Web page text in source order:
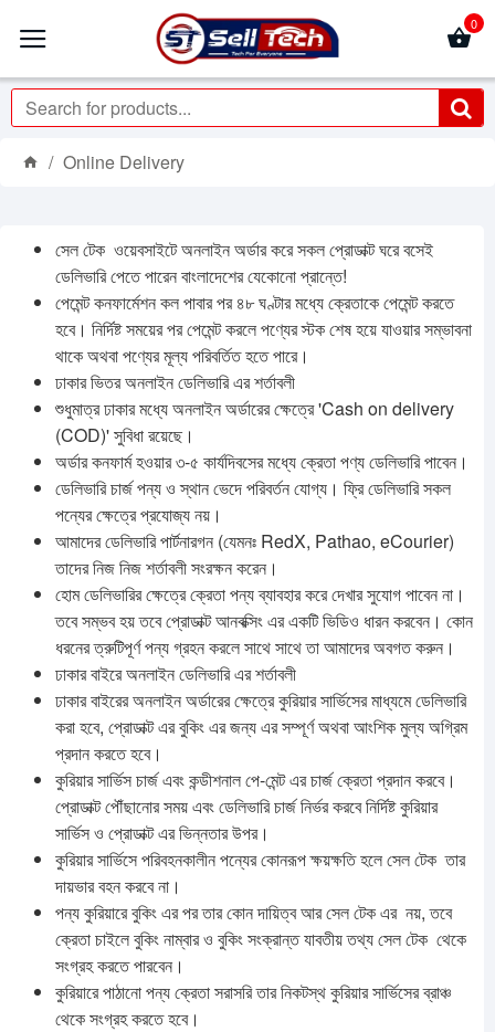
0
Online Delivery
সেল টেক ওয়েবসাইটে অনলাইন অর্ডার করে সকল প্রোডাক্ট ঘরে বসেই
ডেলিভারি পেতে পারেন বাংলাদেশের যেকোনো প্রান্তে!
পেমেন্ট কনফার্মেশন কল পাবার পর ৪৮ ঘণ্টার মধ্যে ক্রেতাকে পেমেন্ট করতে
হবে। নির্দিষ্ট সময়ের পর পেমেন্ট করলে পণ্যের স্টক শেষ হয়ে যাওয়ার সম্ভাবনা
থাকে অথবা পণ্যের মূল্য পরিবর্তিত হতে পারে।
ঢাকার ভিতর অনলাইন ডেলিভারি এর শর্তাবলী
শুধুমাত্র ঢাকার মধ্যে অনলাইন অর্ডারের ক্ষেত্রে 'Cash on delivery
(COD)' সুবিধা রয়েছে।
অর্ডার কনফার্ম হওয়ার ৩-৫ কার্যদিবসের মধ্যে ক্রেতা পণ্য ডেলিভারি পাবেন।
ডেলিভারি চার্জ পন্য ও স্থান ভেদে পরিবর্তন যোগ্য। ফ্রি ডেলিভারি সকল
পন্যের ক্ষেত্রে প্রযোজ্য নয়।
আমাদের ডেলিভারি পার্টনারগন (যেমনঃ RedX, Pathao, eCourier)
তাদের নিজ নিজ শর্তাবলী সংরক্ষন করেন।
হোম ডেলিভারির ক্ষেত্রে ক্রেতা পন্য ব্যাবহার করে দেখার সুযোগ পাবেন না।
তবে সম্ভব হয় তবে প্রোডাক্ট আনবক্সিং এর একটি ভিডিও ধারন করবেন। কোন
ধরনের ত্রুটিপূর্ণ পন্য গ্রহন করলে সাথে সাথে তা আমাদের অবগত করুন।
ঢাকার বাইরে অনলাইন ডেলিভারি এর শর্তাবলী
ঢাকার বাইরের অনলাইন অর্ডারের ক্ষেত্রে কুরিয়ার সার্ভিসের মাধ্যমে ডেলিভারি
করা হবে, প্রোডাক্ট এর বুকিং এর জন্য এর সম্পূর্ণ অথবা আংশিক মুল্য অগ্রিম
প্রদান করতে হবে।
কুরিয়ার সার্ভিস চার্জ এবং কন্ডীশনাল পে-মেন্ট এর চার্জ ক্রেতা প্রদান করবে।
প্রোডাক্ট পৌঁছানোর সময় এবং ডেলিভারি চার্জ নির্ভর করবে নির্দিষ্ট কুরিয়ার
সার্ভিস ও প্রোডাক্ট এর ভিন্নতার উপর।
কুরিয়ার সার্ভিসে পরিবহনকালীন পন্যের কোনরূপ ক্ষয়ক্ষতি হলে সেল টেক তার
দায়ভার বহন করবে না।
পন্য কুরিয়ারে বুকিং এর পর তার কোন দায়িত্ব আর সেল টেক এর নয়, তবে
ক্রেতা চাইলে বুকিং নাম্বার ও বুকিং সংক্রান্ত যাবতীয় তথ্য সেল টেক থেকে
সংগ্রহ করতে পারবেন।
কুরিয়ারে পাঠানো পন্য ক্রেতা সরাসরি তার নিকটস্থ কুরিয়ার সার্ভিসের ব্রাঞ্চ
থেকে সংগ্রহ করতে হবে।